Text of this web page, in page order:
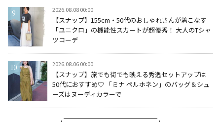
2026.08.08 00:00
【スナップ】155cm・50代のおしゃれさんが着こなす
「ユニクロ」の機能性スカートが超優秀！ 大人のTシャ
ツコーデ
2026.08.06 00:00
【スナップ】旅でも街でも映える秀逸セットアップは
50代におすすめ♡ 「ミナ ペルホネン」のバッグ＆シュ
ーズはヌーディカラーで